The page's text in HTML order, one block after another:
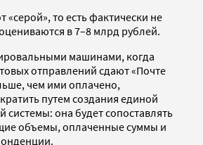
«серой», то есть фактически не
в 7–8 млрд рублей.
машинами, когда
отправлений сдают «Почте
чем ими оплачено,
путем создания единой
системы: она будет сопоставлять
объемы, оплаченные суммы и